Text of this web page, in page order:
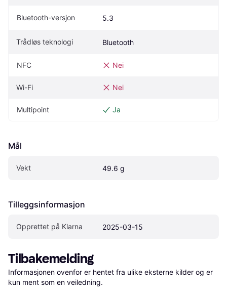
Bluetooth-versjon 5.3
Trådløs teknologi Bluetooth
NFC Nei
Wi-Fi Nei
Multipoint Ja
Mål
Vekt 49.6 g
Tilleggsinformasjon
Opprettet på Klarna 2025-03-15
Tilbakemelding
Informasjonen ovenfor er hentet fra ulike eksterne kilder og er
kun ment som en veiledning.